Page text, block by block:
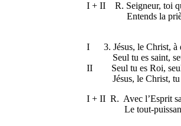
I + II R. Seigneur, toi
Entends la prière,
bis
I 3. Jésus, le
Seul tu es saint, seul
II Seul tu es Roi,
Jésus, le Christ, tu
I + II R. Avec l’Esprit
Le tout-puissant
bis